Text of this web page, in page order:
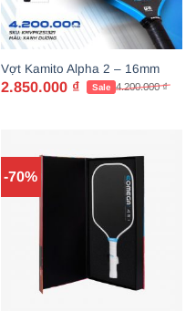
Vợt Kamito Alpha 2 – 16mm
4.200.000₫
Giá
2.850.000 ₫
Giá
-70%